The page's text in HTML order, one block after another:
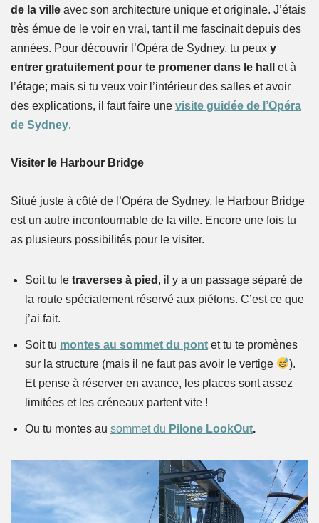
de la ville avec son architecture unique et originale. J’étais
très émue de le voir en vrai, tant il me fascinait depuis des
années. Pour découvrir l’Opéra de Sydney, tu peux y
entrer gratuitement pour te promener dans le hall
et à
l’étage; mais si tu veux voir l’intérieur des salles et avoir
des explications, il faut faire une visite guidée de l’Opéra
de Sydney.
Visiter le Harbour Bridge
Situé juste à côté de l’Opéra de Sydney, le Harbour Bridge
est un autre incontournable de la ville. Encore une fois tu
as plusieurs possibilités pour le visiter.
Soit tu le traverses à pied , il y a un passage séparé de
la route spécialement réservé aux piétons. C’est ce que
j’ai fait.
Soit tu montes au sommet du pont et tu te promènes
sur la structure (mais il ne faut pas avoir le vertige
).
Et pense à réserver en avance, les places sont assez
limitées et les créneaux partent vite !
Ou tu montes au sommet du Pilone LookOut.